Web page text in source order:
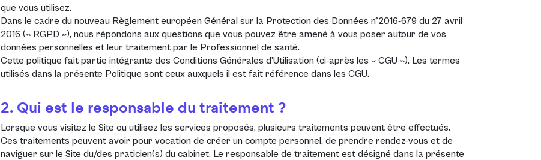
que vous utilisez.
Dans le cadre du nouveau Règlement européen Général sur la Protection des Données n°2016-679 du 27 avril
2016 (« RGPD »), nous répondons aux questions que vous pouvez être amené à vous poser autour de vos
données personnelles et leur traitement par le Professionnel de santé.
Cette politique fait partie intégrante des Conditions Générales d’Utilisation (ci-après les « CGU »). Les termes
utilisés dans la présente Politique sont ceux auxquels il est fait référence dans les CGU.
2. Qui est le responsable du traitement ?
Lorsque vous visitez le Site ou utilisez les services proposés, plusieurs traitements peuvent être effectués.
Ces traitements peuvent avoir pour vocation de créer un compte personnel, de prendre rendez-vous et de
naviguer sur le Site du/des praticien(s) du cabinet. Le responsable de traitement est désigné dans la présente